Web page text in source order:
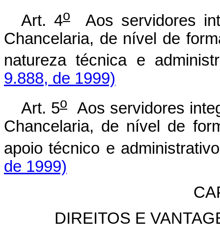
Art. 4oAos servidores
Chancelaria, de nível de
natureza técnica e
9.888, de 1999)
Art. 5oAos servidores
Chancelaria, de nível de
apoio técnico e
de 1999)
DIREITOS E